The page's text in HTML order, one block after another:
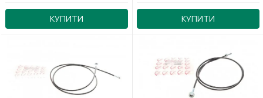
КУПИТИ КУПИТИ